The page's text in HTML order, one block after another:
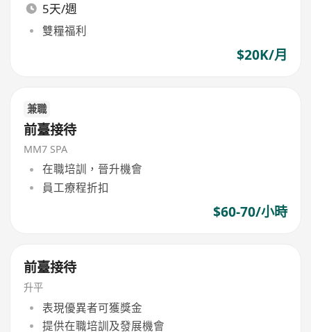
5天/週
雙糧福利
$20K/月
兼職
前臺接待
MM7 SPA
在職培訓，晉升機會
員工療程折扣
$60-70/小時
前臺接待
升平
表現優異者可獲獎金
提供在職培訓及發展機會